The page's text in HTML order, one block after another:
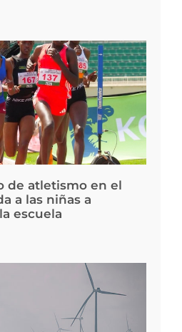
de atletismo en el
a las niñas a
escuela